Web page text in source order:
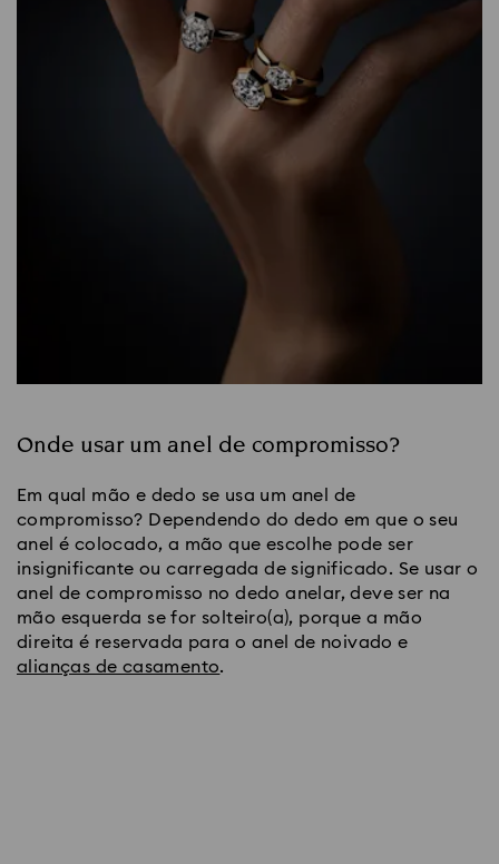
Onde usar um anel de compromisso?
Em qual mão e dedo se usa um anel de
compromisso? Dependendo do dedo em que o seu
anel é colocado, a mão que escolhe pode ser
insignificante ou carregada de significado. Se usar o
anel de compromisso no dedo anelar, deve ser na
mão esquerda se for solteiro(a), porque a mão
alianças de casamento.